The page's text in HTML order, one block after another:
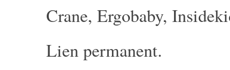
Crane, Ergobaby,
Lien permanent.